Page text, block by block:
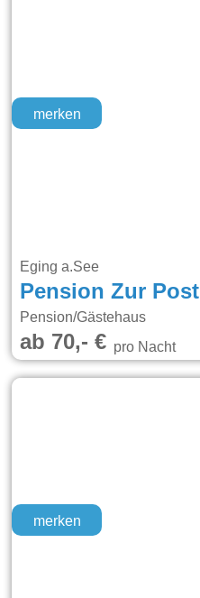
merken
Eging a.See
Pension Zur Post
Pension/Gästehaus
ab 70,- €pro Nacht
merken